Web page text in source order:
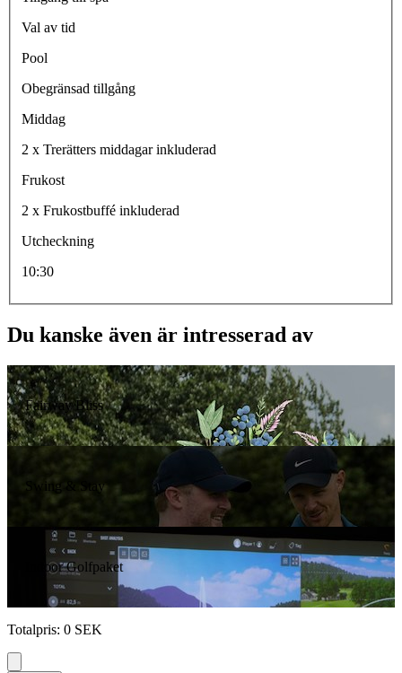
Val av tid
Pool
Obegränsad tillgång
Middag
2 x Trerätters middagar inkluderad
Frukost
2 x Frukostbuffé inkluderad
Utcheckning
10:30
Du kanske även är intresserad av
Fairway Bliss
Swing & Stay
Indoor Golfpaket
Totalpris: 0 SEK